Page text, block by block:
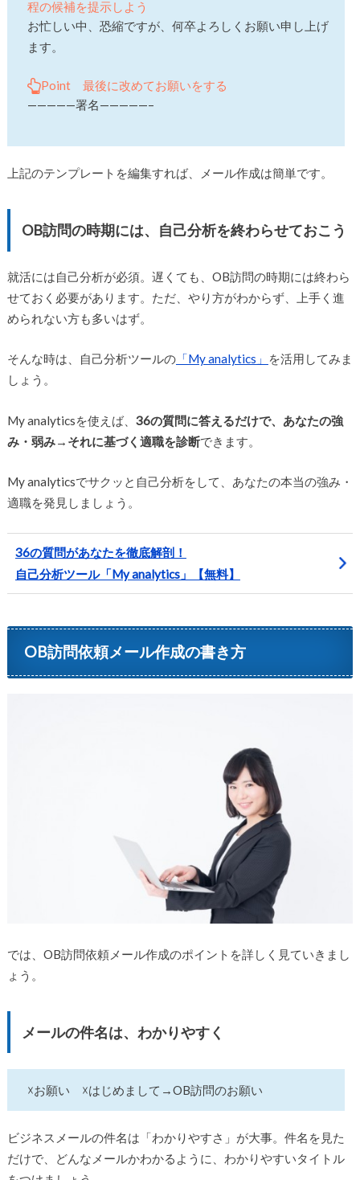
程の候補を提示しよう
お忙しい中、恐縮ですが、何卒よろしくお願い申し上げ
ます。
Point 最後に改めてお願いをする
—————署名—————–
上記のテンプレートを編集すれば、メール作成は簡単です。
OB訪問の時期には、自己分析を終わらせておこう
就活には自己分析が必須。遅くても、OB訪問の時期には終わら
せておく必要があります。ただ、やり方がわからず、上手く進
められない方も多いはず。
そんな時は、自己分析ツールの「My analytics」
を活用してみま
しょう。
My analyticsを使えば、 36の質問に答えるだけで、あなたの強
み・弱み→それに基づく適職を診断できます。
My analyticsでサクッと自己分析をして、あなたの本当の強み・
適職を発見しましょう。
36の質問があなたを徹底解剖！
自己分析ツール「My analytics」【無料】
OB訪問依頼メール作成の書き方
では、OB訪問依頼メール作成のポイントを詳しく見ていきまし
ょう。
メールの件名は、わかりやすく
☓お願い ☓はじめまして→OB訪問のお願い
ビジネスメールの件名は「わかりやすさ」が大事。件名を見た
だけで、どんなメールかわかるように、わかりやすいタイトル